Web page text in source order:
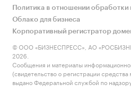
Политика в отношении
Облако для бизнеса
Корпоративный регистратор
© ООО «БИЗНЕСПРЕСС», АО
2026.
Сообщения и материалы
(свидетельство о регистрации
выдано Федеральной службой по